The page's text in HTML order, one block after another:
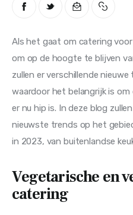
Als het gaat om catering
om op de hoogte te blijven
zullen er verschillende
waardoor het belangrijk is
er nu hip is. In deze blog
nieuwste trends op het
in 2023, van buitenlandse
Vegetarische en
catering